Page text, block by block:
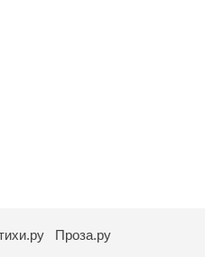
Проза.ру